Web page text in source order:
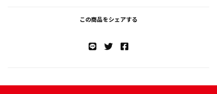
この商品をシェアする